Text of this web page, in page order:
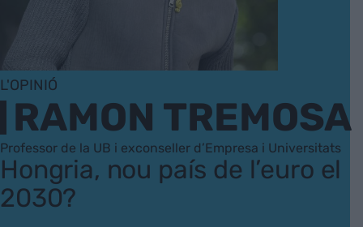
L'OPINIÓ
RAMON TREMOSA
Professor de la UB i exconseller d’Empresa i Universitats
Hongria, nou país de l’euro el
2030?